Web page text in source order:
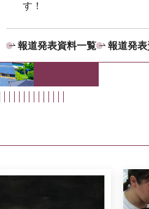
す！
報道発表資料一覧 報道発